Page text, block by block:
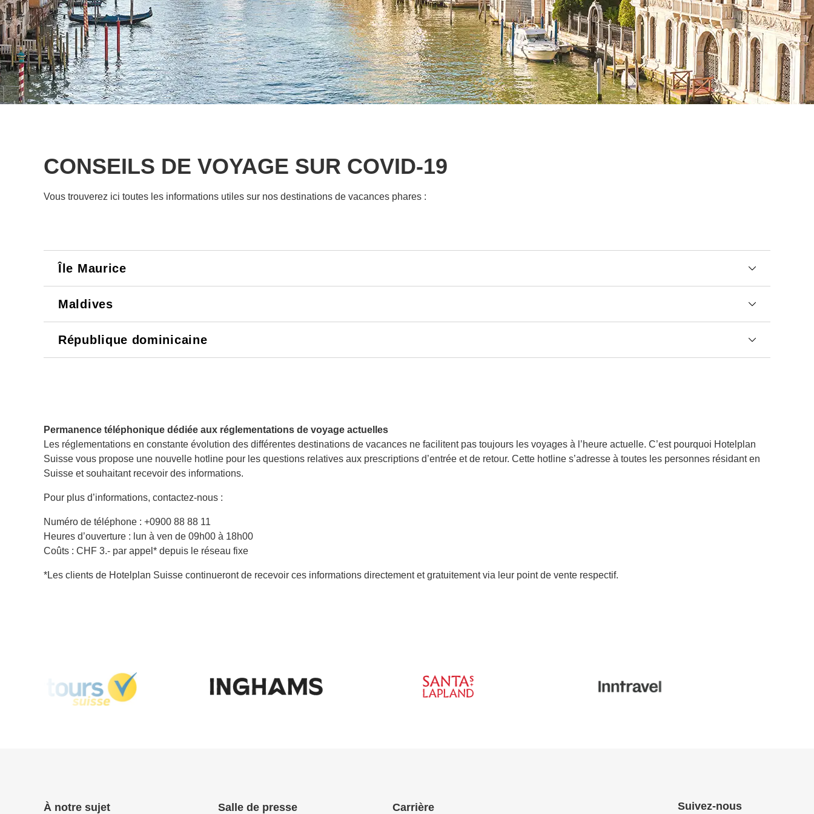
CONSEILS DE VOYAGE SUR COVID-19
Vous trouverez ici toutes les informations utiles sur nos destinations de vacances phares :
Île Maurice
Maldives
République dominicaine
Permanence téléphonique dédiée aux réglementations de voyage actuelles
Les réglementations en constante évolution des différentes destinations de vacances ne facilitent pas toujours les voyages à l’heure actuelle. C’est pourquoi Hotelplan
Suisse vous propose une nouvelle hotline pour les questions relatives aux prescriptions d’entrée et de retour. Cette hotline s’adresse à toutes les personnes résidant en
Suisse et souhaitant recevoir des informations.
Pour plus d’informations, contactez-nous :
Numéro de téléphone : +0900 88 88 11
Heures d’ouverture : lun à ven de 09h00 à 18h00
Coûts : CHF 3.- par appel* depuis le réseau fixe
*Les clients de Hotelplan Suisse continueront de recevoir ces informations directement et gratuitement via leur point de vente respectif.
À notre sujet Salle de presse Carrière Suivez-nous